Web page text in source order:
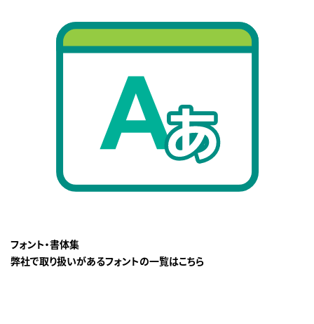
フォント・書体集
弊社で取り扱いがあるフォントの一覧はこちら